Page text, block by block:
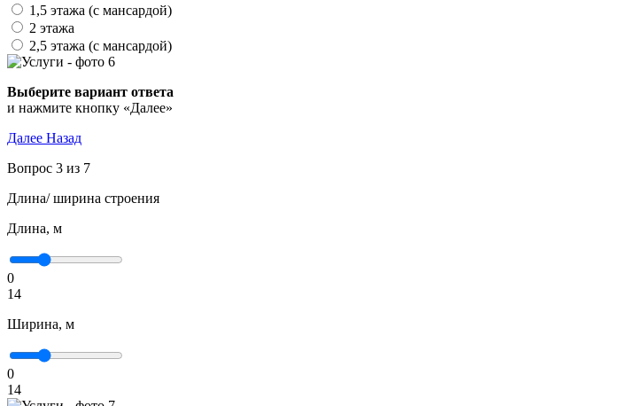
1,5 этажа (с мансардой)
2 этажа
2,5 этажа (с мансардой)
Выберите вариант ответа
и нажмите кнопку «Далее»
Далее Назад
Вопрос 3 из 7
Длина/ ширина строения
Длина, м
0
14
Ширина, м
0
14